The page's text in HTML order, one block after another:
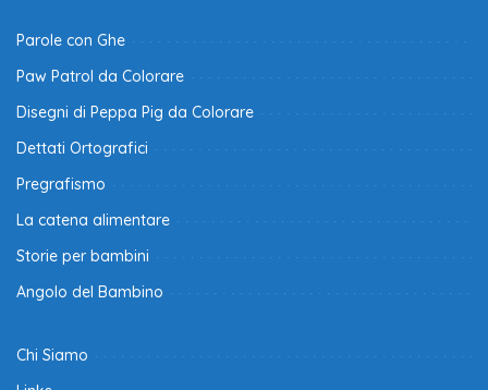
Parole con Ghe
Paw Patrol da Colorare
Disegni di Peppa Pig da Colorare
Dettati Ortografici
Pregrafismo
La catena alimentare
Storie per bambini
Angolo del Bambino
Chi Siamo